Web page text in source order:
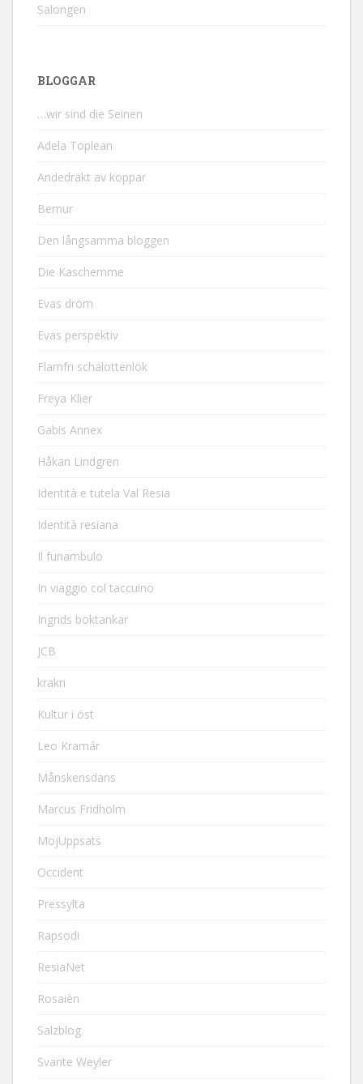
Salongen
BLOGGAR
…wir sind die Seinen
Adela Toplean
Andedräkt av koppar
Bernur
Den långsamma bloggen
Die Kaschemme
Evas dröm
Evas perspektiv
Flarnfri schalottenlök
Freya Klier
Gabis Annex
Håkan Lindgren
Identità e tutela Val Resia
Identità resiana
Il funambulo
In viaggio col taccuino
Ingrids boktankar
JCB
krakri
Kultur i öst
Leo Kramár
Månskensdans
Marcus Fridholm
MojUppsats
Occident
Pressylta
Rapsodi
ResiaNet
Rosaièn
Salzblog
Svante Weyler